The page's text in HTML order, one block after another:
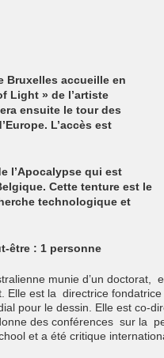
Bruxelles accueille en
Light » de l’artiste
ensuite le tour des
L’accès est
l’Apocalypse qui est
Cette tenture est le
technologique et
munie d’un doctorat,
Elle est la  directrice
pour le dessin. Elle est co-
des conférences  sur la
et a été critique